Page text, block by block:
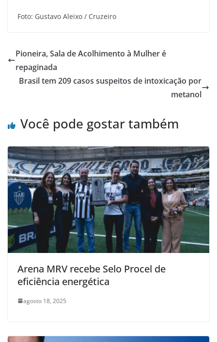
Foto: Gustavo Aleixo / Cruzeiro
Pioneira, Sala de Acolhimento à Mulher é
repaginada
Brasil tem 209 casos suspeitos de intoxicação por
metanol
Você pode gostar também
Arena MRV recebe Selo Procel de
eficiência energética
agosto 18, 2025